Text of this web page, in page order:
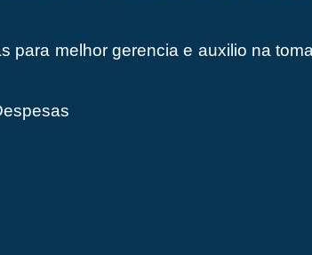
para melhor gerencia e auxilio na